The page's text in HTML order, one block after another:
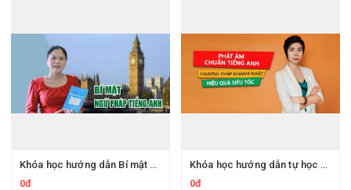
Khóa học hướng dẫn Bí mật Ngữ pháp Tiếng Anh
0đ
Khóa học hướng dẫn tự học Phát âm chuẩn Tiếng Anh Chỉ Sau 7h ngay tại nhà
0đ